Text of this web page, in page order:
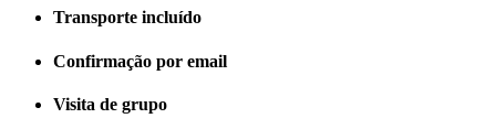
Transporte incluído
Confirmação por email
Visita de grupo